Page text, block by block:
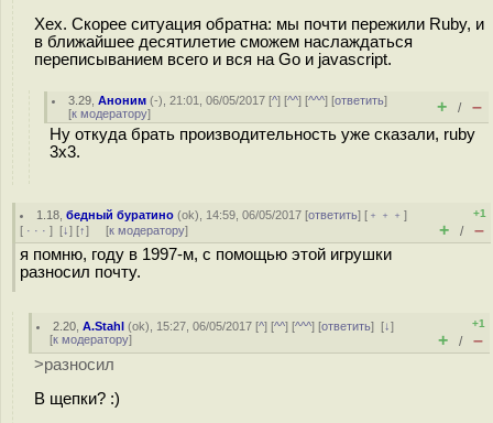
Хех. Скорее ситуация обратна: мы почти пережили Ruby, и
в ближайшее десятилетие сможем наслаждаться
переписыванием всего и вся на Go и javascript.
3.29 ,Аноним (-), 21:01, 06/05/2017 [^] [^^] [^^^] [ответить]
[к модератору] + / –
Ну откуда брать производительность уже сказали, ruby
3x3.
1.18 ,бедный буратино (ok), 14:59, 06/05/2017 [ответить] [ ﹢﹢﹢]
[ · · · ] [↓] [↑] [к модератору]
+1
+ / –
я помню, году в 1997-м, с помощью этой игрушки
разносил почту.
2.20 ,A.Stahl (ok), 15:27, 06/05/2017 [^] [^^] [^^^] [ответить][↓]
[к модератору]
+1
+ / –
>разносил
В щепки? :)